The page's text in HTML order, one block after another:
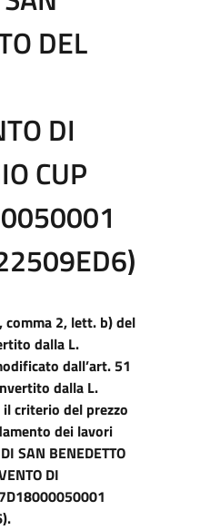
DEL
DI
CUP
comma 2, lett. b) del
dalla L.
dall’art. 51
dalla L.
criterio del prezzo
dei lavori
SAN BENEDETTO
DI